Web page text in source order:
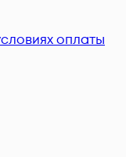
оплаты